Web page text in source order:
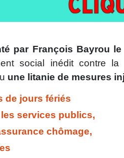
par François Bayrou
social inédit contre
une litanie de mesures
de jours fériés
services publics,
chômage,